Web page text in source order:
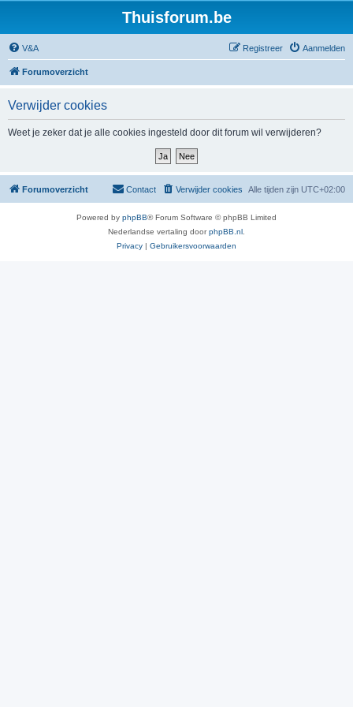
Thuisforum.be
V&A Aanmelden
Registreer
Forumoverzicht
Verwijder cookies
Weet je zeker dat je alle cookies ingesteld door dit forum wil verwijderen?
Forumoverzicht Alle tijden zijn UTC+02:00
Verwijder cookies
Contact
Powered by phpBB® Forum Software © phpBB Limited
Nederlandse vertaling doorphpBB.nl
Privacy | Gebruikersvoorwaarden